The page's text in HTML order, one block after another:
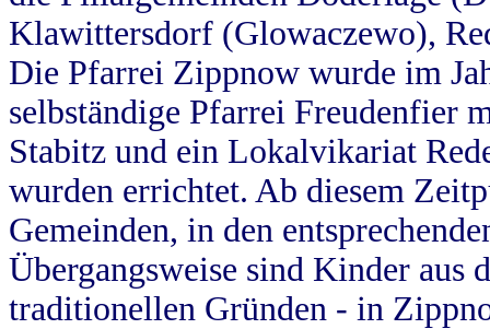
Klawittersdorf (Glowaczewo),
Die Pfarrei Zippnow wurde im
selbständige Pfarrei Freudenfier
Stabitz und ein Lokalvikariat
wurden errichtet. Ab diesem
Gemeinden, in den
Übergangsweise sind Kinder aus
traditionellen Gründen - in